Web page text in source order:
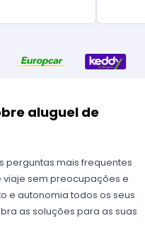
aluguel de
perguntas mais frequentes
sem preocupações e
e autonomia todos os seus
as soluções para as suas